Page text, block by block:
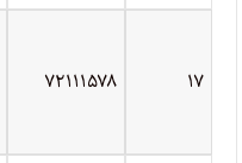
۱۷ ۷۲۱۱۱۵۷۸